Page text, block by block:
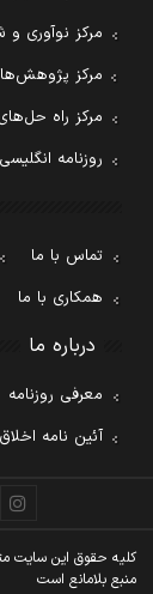
مرکز نوآوری و
مرکز
مرکز راه
روزنامه انگلیسی Financial Tribune
تماس با ما
همکاری با ما
درباره ما
معرفی روزنامه
آئین نامه
کليه حقوق اين سايت
منبع بلامانع است